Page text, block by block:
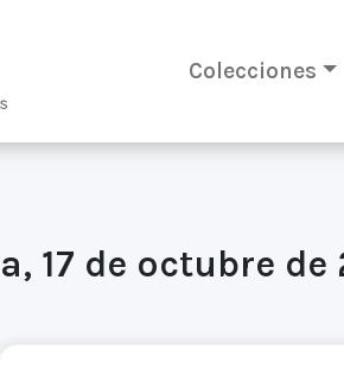
Colecciones
17 de octubre de